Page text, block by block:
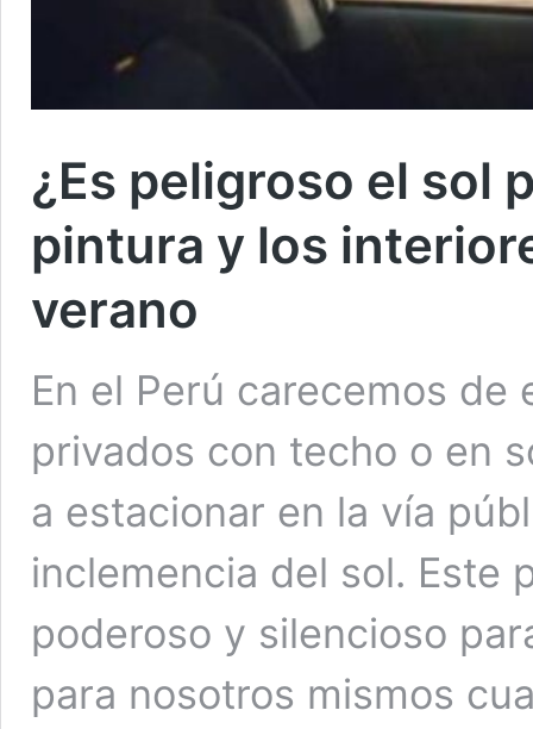
¿Es peligroso el sol
pintura y los
verano
En el Perú carecemos
privados con techo o en
a estacionar en la vía
inclemencia del sol. Este
poderoso y silencioso
para nosotros mismos